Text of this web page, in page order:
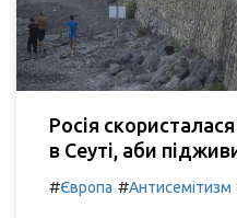
Росія
в Сеуті, аби
#Європа #Антисемітизм